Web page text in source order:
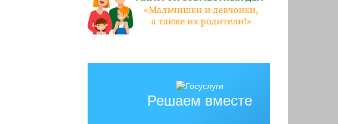
Решаем вместе